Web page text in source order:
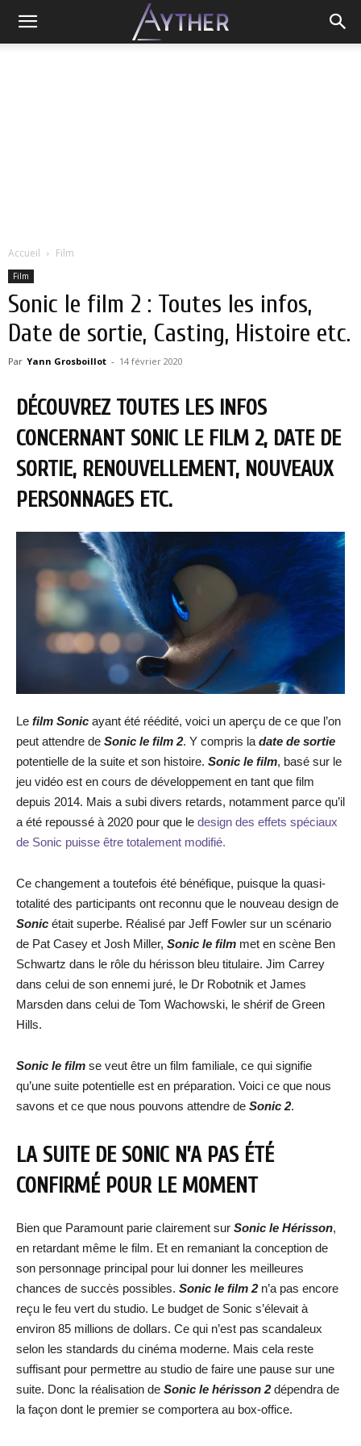
Accueil Film
Film
Sonic le film 2 : Toutes les infos,
Date de sortie, Casting, Histoire etc.
Par Yann Grosboillot - 14 février 2020
DÉCOUVREZ TOUTES LES INFOS
CONCERNANT SONIC LE FILM 2, DATE DE
SORTIE, RENOUVELLEMENT, NOUVEAUX
PERSONNAGES ETC.
Le film Sonic ayant été réédité, voici un aperçu de ce que l’on
peut attendre de Sonic le film 2. Y compris la date de sortie
potentielle de la suite et son histoire. Sonic le film, basé sur le
jeu vidéo est en cours de développement en tant que film
depuis 2014. Mais a subi divers retards, notamment parce qu’il
a été repoussé à 2020 pour que le design des effets spéciaux
de Sonic puisse être totalement modifié.
Ce changement a toutefois été bénéfique, puisque la quasi-
totalité des participants ont reconnu que le nouveau design de
Sonic était superbe. Réalisé par Jeff Fowler sur un scénario
de Pat Casey et Josh Miller, Sonic le film met en scène Ben
Schwartz dans le rôle du hérisson bleu titulaire. Jim Carrey
dans celui de son ennemi juré, le Dr Robotnik et James
Marsden dans celui de Tom Wachowski, le shérif de Green
Hills.
Sonic le film se veut être un film familiale, ce qui signifie
qu’une suite potentielle est en préparation. Voici ce que nous
savons et ce que nous pouvons attendre de Sonic 2.
LA SUITE DE SONIC N’A PAS ÉTÉ
CONFIRMÉ POUR LE MOMENT
Bien que Paramount parie clairement sur Sonic le Hérisson,
en retardant même le film. Et en remaniant la conception de
son personnage principal pour lui donner les meilleures
chances de succès possibles. Sonic le film 2n’a pas encore
reçu le feu vert du studio. Le budget de Sonic s’élevait à
environ 85 millions de dollars. Ce qui n’est pas scandaleux
selon les standards du cinéma moderne. Mais cela reste
suffisant pour permettre au studio de faire une pause sur une
suite. Donc la réalisation de Sonic le hérisson 2dépendra de
la façon dont le premier se comportera au box-office.